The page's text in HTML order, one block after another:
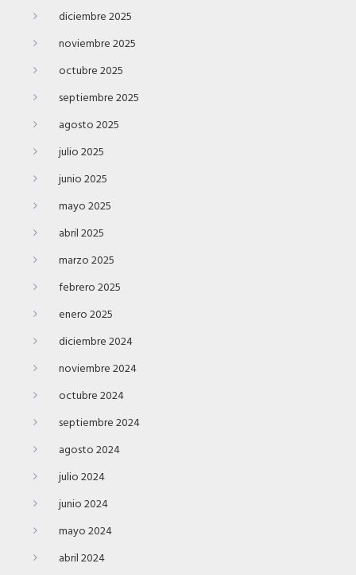
diciembre 2025
noviembre 2025
octubre 2025
septiembre 2025
agosto 2025
julio 2025
junio 2025
mayo 2025
abril 2025
marzo 2025
febrero 2025
enero 2025
diciembre 2024
noviembre 2024
octubre 2024
septiembre 2024
agosto 2024
julio 2024
junio 2024
mayo 2024
abril 2024